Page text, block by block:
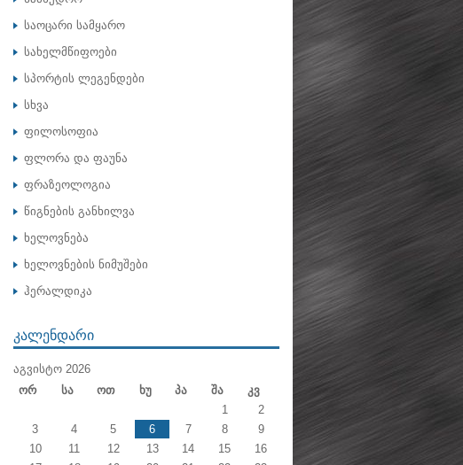
საოცარი სამყარო
სახელმწიფოები
სპორტის ლეგენდები
სხვა
ფილოსოფია
ფლორა და ფაუნა
ფრაზეოლოგია
წიგნების განხილვა
ხელოვნება
ხელოვნების ნიმუშები
ჰერალდიკა
ᲙᲐᲚᲔᲜᲓᲐᲠᲘ
ᲐᲒᲕᲘᲡᲢᲝ 2026
Ორ
Სა Ოთ Ხუ Პა Შა
Კვ
1
2
3
4 5 6 7 8
9
10
11 12 13 14 15
16